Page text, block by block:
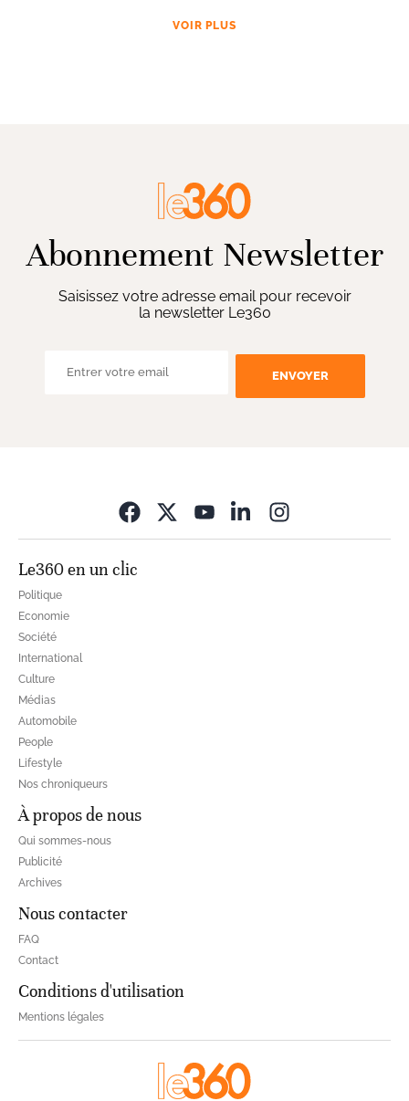
VOIR PLUS
Abonnement Newsletter
Saisissez votre adresse email pour recevoir
la newsletter Le360
ENVOYER
Le360 en un clic
Politique
Economie
Société
International
Culture
Médias
Automobile
People
Lifestyle
Nos chroniqueurs
À propos de nous
Qui sommes-nous
Publicité
Archives
Nous contacter
FAQ
Contact
Conditions d'utilisation
Mentions légales